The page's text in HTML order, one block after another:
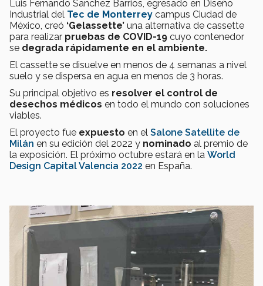
Luis Fernando Sanchez Barrios, egresado en Diseño
Industrial del Tec de Monterrey campus Ciudad de
México, creó ‘Gelassette’ una alternativa de cassette
para realizar pruebas de COVID-19 cuyo contenedor
se degrada rápidamente en el ambiente.
El cassette se disuelve en menos de 4 semanas a nivel
suelo y se dispersa en agua en menos de 3 horas.
Su principal objetivo es resolver el control de
desechos médicos en todo el mundo con soluciones
viables.
El proyecto fue expuesto en el Salone Satellite de
Milán en su edición del 2022 y nominado al premio de
la exposición. El próximo octubre estará en la World
Design Capital Valencia 2022 en España.